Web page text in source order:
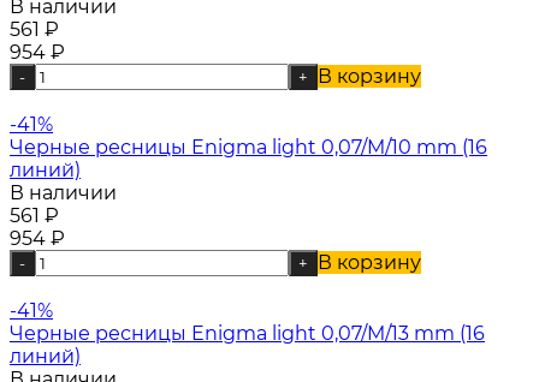
В наличии
561 ₽
954 ₽
- + В корзину
-41%
Черные ресницы Enigma light 0,07/M/10 mm (16
линий)
В наличии
561 ₽
954 ₽
- + В корзину
-41%
Черные ресницы Enigma light 0,07/M/13 mm (16
линий)